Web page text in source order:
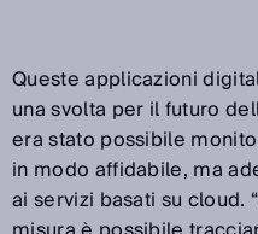
Queste applicazioni
una svolta per il futuro
era stato possibile
in modo affidabile, ma
ai servizi basati su cloud.